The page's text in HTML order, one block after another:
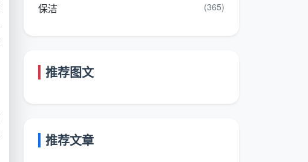
保洁 (365)
推荐图文
推荐文章